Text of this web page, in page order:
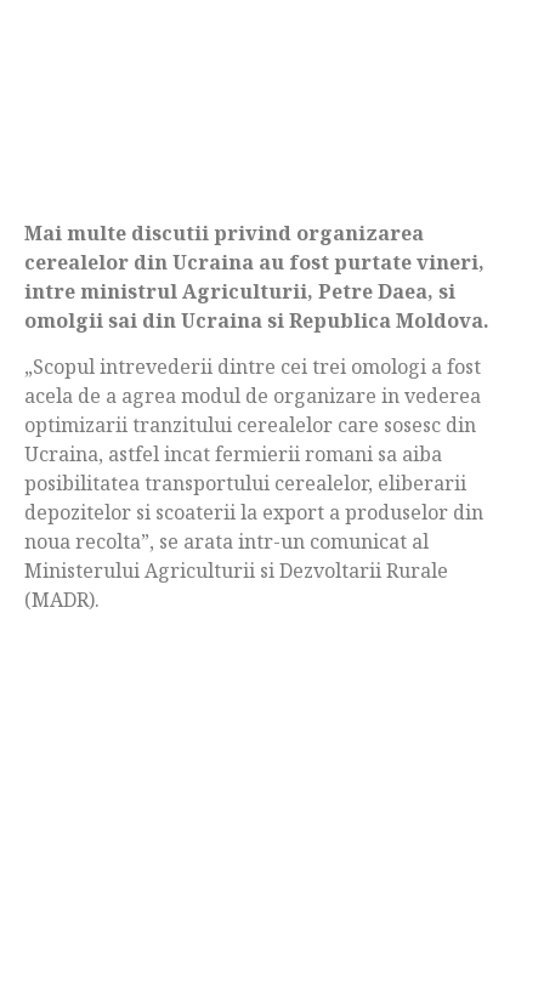
Mai multe discutii privind organizarea
cerealelor din Ucraina au fost purtate vineri,
intre ministrul Agriculturii, Petre Daea, si
omolgii sai din Ucraina si Republica Moldova.
„Scopul intrevederii dintre cei trei omologi a fost
acela de a agrea modul de organizare in vederea
optimizarii tranzitului cerealelor care sosesc din
Ucraina, astfel incat fermierii romani sa aiba
posibilitatea transportului cerealelor, eliberarii
depozitelor si scoaterii la export a produselor din
noua recolta”, se arata intr-un comunicat al
Ministerului Agriculturii si Dezvoltarii Rurale
(MADR).